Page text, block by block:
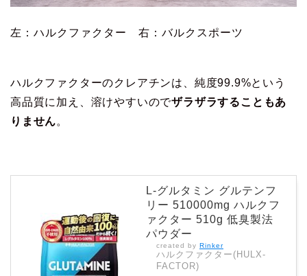
左：ハルクファクター 右：バルクスポーツ
ハルクファクターのクレアチンは、純度99.9%という
高品質に加え、溶けやすいのでザラザラすることもあ
りません。
L-グルタミン グルテンフ
リー 510000mg ハルクフ
ァクター 510g 低臭製法
パウダー
created by Rinker
ハルクファクター(HULX-
FACTOR)